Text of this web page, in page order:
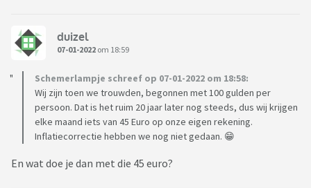
duizel
07-01-2022 om 18:59
Schemerlampje schreef op 07-01-2022 om 18:58:
Wij zijn toen we trouwden, begonnen met 100 gulden per
persoon. Dat is het ruim 20 jaar later nog steeds, dus wij krijgen
elke maand iets van 45 Euro op onze eigen rekening.
Inflatiecorrectie hebben we nog niet gedaan. 😁
En wat doe je dan met die 45 euro?